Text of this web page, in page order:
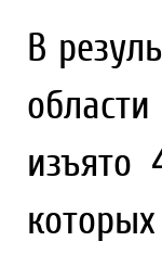
В
изъято